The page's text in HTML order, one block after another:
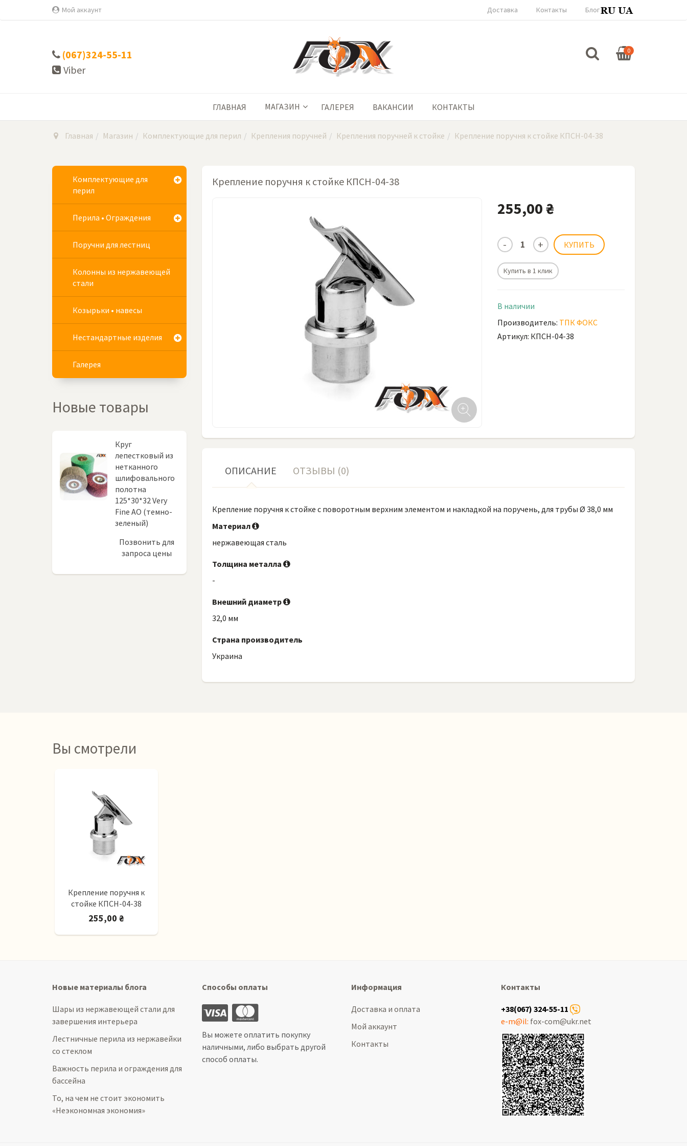
Мой аккаунт Доставка Контакты Блог
(067)324-55-11
Viber
0
ГЛАВНАЯ МАГАЗИН ГАЛЕРЕЯ ВАКАНСИИ КОНТАКТЫ
Главная Магазин Комплектующие для перил Крепления поручней Крепления поручней к стойке Крепление поручня к стойке КПСН-04-38
Крепление поручня к стойке КПСН-04-38
255,00 ₴
Купить в 1 клик
В наличии
Производитель: ТПК ФОКС
Артикул: КПСН-04-38
ОПИСАНИЕ ОТЗЫВЫ (0)
Крепление поручня к стойке с поворотным верхним элементом и накладкой на поручень, для трубы Ø 38,0 мм
Материал
нержавеющая сталь
Толщина металла
-
Внешний диаметр
32,0 мм
Страна производитель
Украина
Комплектующие для
перил
Перила • Ограждения
Поручни для лестниц
Колонны из нержавеющей
стали
Козырьки • навесы
Нестандартные изделия
Галерея
Новые товары
Круг
лепестковый из
нетканного
шлифовального
полотна
125*30*32 Very
Fine AO (темно-
зеленый)
Позвонить для
запроса цены
Вы смотрели
Крепление поручня к
стойке КПСН-04-38
255,00 ₴
Новые материалы блога
Шары из нержавеющей стали для
завершения интерьера
Лестничные перила из нержавейки
со стеклом
Важность перила и ограждения для
бассейна
То, на чем не стоит экономить
«Неэкономная экономия»
Способы оплаты
Вы можете оплатить покупку
наличными, либо выбрать другой
способ оплаты.
Информация
Доставка и оплата
Мой аккаунт
Контакты
Контакты
+38(067) 324-55-11
e-m@il: fox-com@ukr.net